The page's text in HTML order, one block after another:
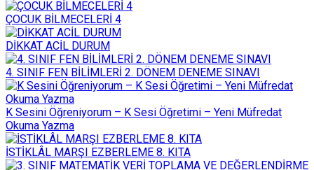
ÇOCUK BİLMECELERİ 4
DİKKAT ACİL DURUM
4. SINIF FEN BİLİMLERİ 2. DÖNEM DENEME SINAVI
K Sesini Öğreniyorum – K Sesi Öğretimi – Yeni Müfredat
Okuma Yazma
İSTİKLÂL MARŞI EZBERLEME 8. KITA